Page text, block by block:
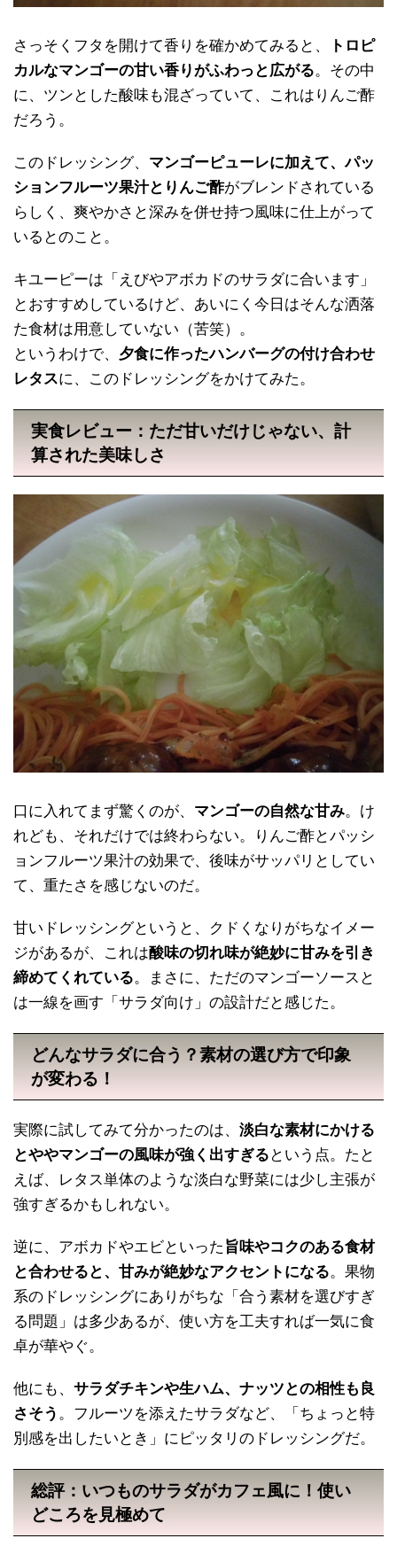
さっそくフタを開けて香りを確かめてみると、
トロピ
カルなマンゴーの甘い香りがふわっと広がる。その中
に、ツンとした酸味も混ざっていて、これはりんご酢
だろう。
このドレッシング、 マンゴーピューレに加えて、パッ
ションフルーツ果汁とりんご酢がブレンドされている
らしく、爽やかさと深みを併せ持つ風味に仕上がって
いるとのこと。
キユーピーは「えびやアボカドのサラダに合います」
とおすすめしているけど、あいにく今日はそんな洒落
た食材は用意していない（苦笑）。
というわけで、 夕食に作ったハンバーグの付け合わせ
レタスに、このドレッシングをかけてみた。
実食レビュー：ただ甘いだけじゃない、計
算された美味しさ
口に入れてまず驚くのが、 マンゴーの自然な甘み。け
れども、それだけでは終わらない。りんご酢とパッシ
ョンフルーツ果汁の効果で、後味がサッパリとしてい
て、重たさを感じないのだ。
甘いドレッシングというと、クドくなりがちなイメー
ジがあるが、これは酸味の切れ味が絶妙に甘みを引き
締めてくれている。まさに、ただのマンゴーソースと
は一線を画す「サラダ向け」の設計だと感じた。
どんなサラダに合う？素材の選び方で印象
が変わる！
実際に試してみて分かったのは、 淡白な素材にかける
とややマンゴーの風味が強く出すぎる という点。たと
えば、レタス単体のような淡白な野菜には少し主張が
強すぎるかもしれない。
逆に、アボカドやエビといった 旨味やコクのある食材
と合わせると、甘みが絶妙なアクセントになる。果物
系のドレッシングにありがちな「合う素材を選びすぎ
る問題」は多少あるが、使い方を工夫すれば一気に食
卓が華やぐ。
他にも、 サラダチキンや生ハム、ナッツとの相性も良
さそう 。フルーツを添えたサラダなど、「ちょっと特
別感を出したいとき」にピッタリのドレッシングだ。
総評：いつものサラダがカフェ風に！使い
どころを見極めて